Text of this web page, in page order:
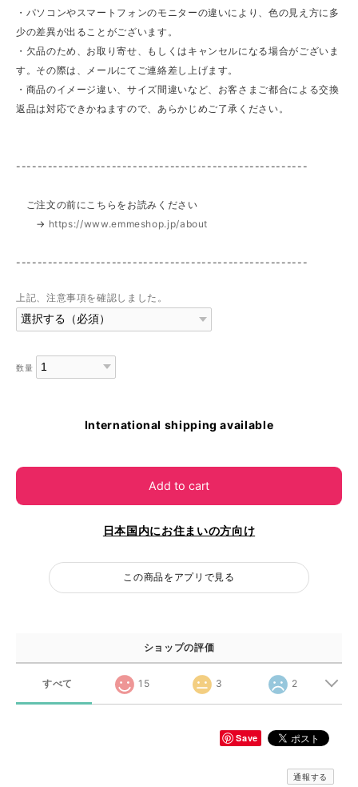
・パソコンやスマートフォンのモニターの違いにより、色の見え方に多
少の差異が出ることがございます。
・欠品のため、お取り寄せ、もしくはキャンセルになる場合がございま
す。その際は、メールにてご連絡差し上げます。
・商品のイメージ違い、サイズ間違いなど、お客さまご都合による交換
返品は対応できかねますので、あらかじめご了承ください。
-------------------------------------------------------
ご注文の前にこちらをお読みください
→ https://www.emmeshop.jp/about
-------------------------------------------------------
上記、注意事項を確認しました。
数量
International shipping available
Add to cart
日本国内にお住まいの方向け
この商品をアプリで見る
ショップの評価
すべて 15 3 2
Save
通報する